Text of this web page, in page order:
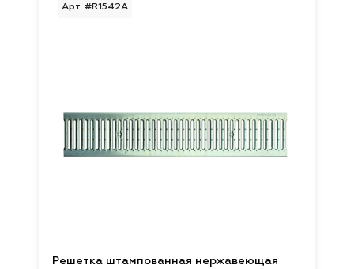
Арт. #R1542А
Решетка штампованная нержавеющая